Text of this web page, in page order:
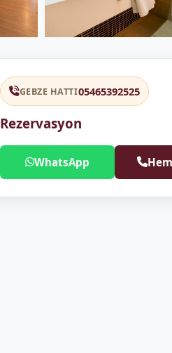
GEBZE HATTI05465392525
Rezervasyon
WhatsApp